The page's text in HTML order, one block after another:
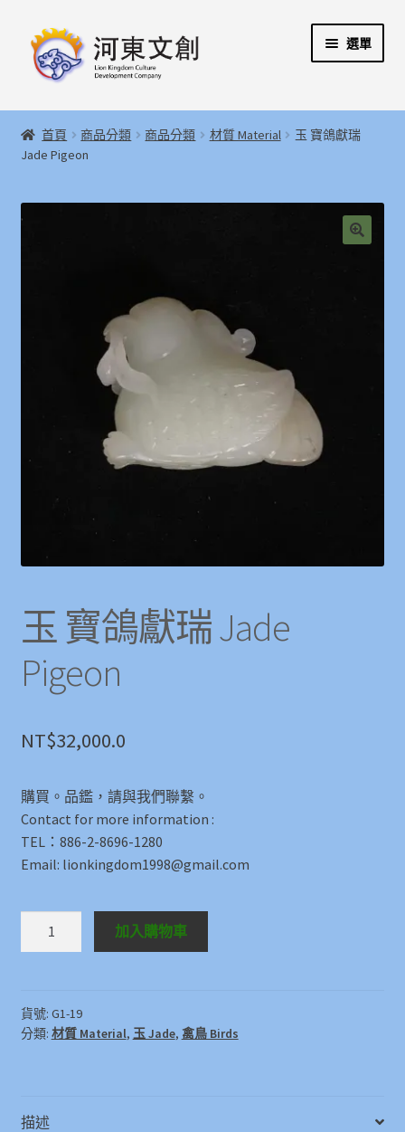
跳
至
跳
至
容
選單
首頁
開
河東文創開發股份有限公司
選
單
河東堂獅子博物館
展
開
子
Weglot switcher
首頁 商品分類 商品分類 材質 Material
玉 寶鴿獻瑞
Jade Pigeon
玉 寶鴿獻瑞 Jade
Pigeon
NT$32,000.0
購買。品鑑，請與我們聯繫。
Contact for more information :
TEL：886-2-8696-1280
Email: lionkingdom1998@gmail.com
瑞
Jade
加入購物車
貨號: G1-19
分類: 材質 Material, 玉 Jade, 禽鳥 Birds
描述